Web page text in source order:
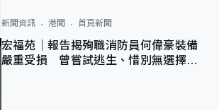
新聞資訊 港聞 首頁新聞
宏福苑｜報告揭殉職消防員何偉豪裝備
嚴重受損 曾嘗試逃生、惜別無選擇下